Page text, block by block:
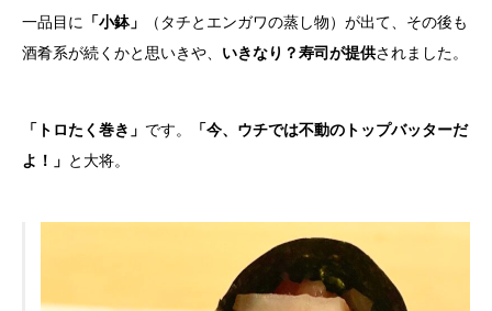
一品目に 「小鉢」
（タチとエンガワの蒸し物）が出て、その後も
酒肴系が続くかと思いきや、 いきなり？寿司が提供されました。
「トロたく巻き」 です。
「今、ウチでは不動のトップバッターだ
よ！」 と大将。